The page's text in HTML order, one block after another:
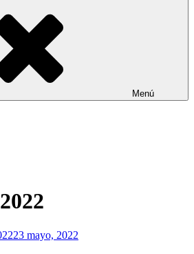
Menú
23 mayo, 2022